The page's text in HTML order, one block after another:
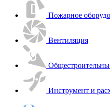
Пожарное
Вентиляция
Инструмент и